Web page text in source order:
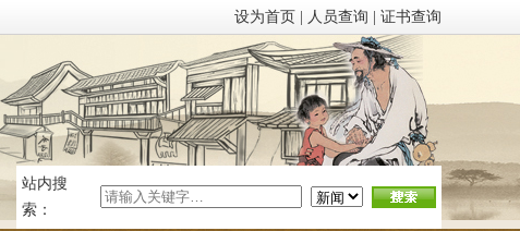
设为首页 人员查询 证书查询
站内搜
索：